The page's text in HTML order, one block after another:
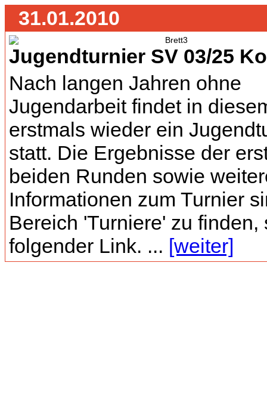
31.01.2010
Jugendturnier SV 03/25
Nach langen Jahren ohne
Jugendarbeit findet in
erstmals wieder ein
statt. Die Ergebnisse der
beiden Runden sowie
Informationen zum Turnier
Bereich 'Turniere' zu finden,
folgender Link. ... [weiter]